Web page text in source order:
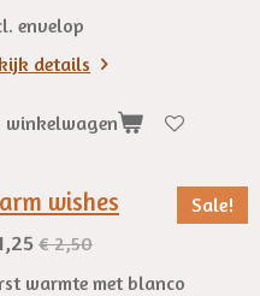
envelop
details
winkelwagen
Sale!
wishes
€ 2,50
warmte met blanco